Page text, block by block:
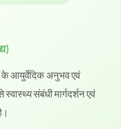
के आयुर्वेदिक अनुभव एवं
स्वास्थ्य संबंधी मार्गदर्शन एवं